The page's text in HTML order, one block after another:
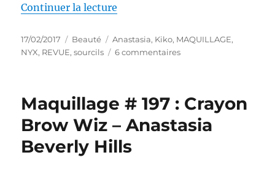
Continuer la lecture
Publié
le
17/02/2017 Catégories
Beauté Étiquettes
Anastasia, Kiko, MAQUILLAGE,
NYX, REVUE,sourcils 6 commentairessur
Crayon
pour
Maquillage # 197 : Crayon
Brow Wiz – Anastasia
Beverly Hills